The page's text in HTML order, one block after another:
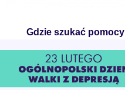
Gdzie szukać pomocy